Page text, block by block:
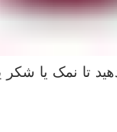
تا نمک یا شکر